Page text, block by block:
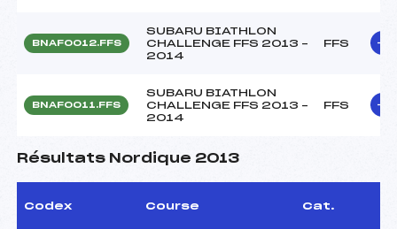
BNAF0012.FFS
SUBARU BIATHLON
CHALLENGE FFS 2013 –
2014
FFS
BNAF0011.FFS
SUBARU BIATHLON
CHALLENGE FFS 2013 –
2014
FFS
Résultats Nordique 2013
Codex Course Cat.